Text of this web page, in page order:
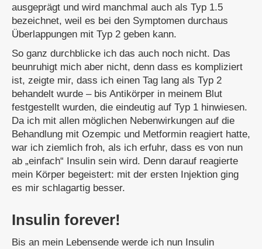
ausgeprägt und wird manchmal auch als Typ 1.5
bezeichnet, weil es bei den Symptomen durchaus
Überlappungen mit Typ 2 geben kann.
So ganz durchblicke ich das auch noch nicht. Das
beunruhigt mich aber nicht, denn dass es kompliziert
ist, zeigte mir, dass ich einen Tag lang als Typ 2
behandelt wurde – bis Antikörper in meinem Blut
festgestellt wurden, die eindeutig auf Typ 1 hinwiesen.
Da ich mit allen möglichen Nebenwirkungen auf die
Behandlung mit Ozempic und Metformin reagiert hatte,
war ich ziemlich froh, als ich erfuhr, dass es von nun
ab „einfach“ Insulin sein wird. Denn darauf reagierte
mein Körper begeistert: mit der ersten Injektion ging
es mir schlagartig besser.
Insulin forever!
Bis an mein Lebensende werde ich nun Insulin